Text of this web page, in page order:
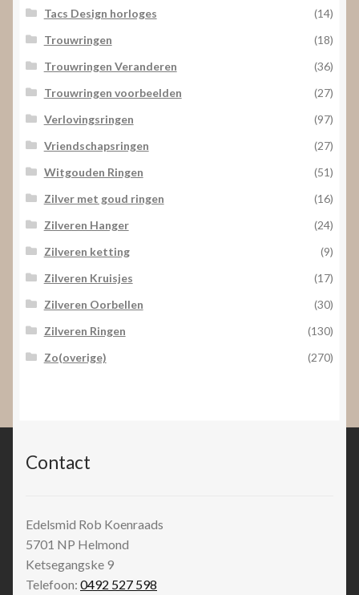
Tacs Design horloges
(14)
Trouwringen
(18)
Trouwringen Veranderen
(36)
Trouwringen voorbeelden
(27)
Verlovingsringen
(97)
Vriendschapsringen
(27)
Witgouden Ringen
(51)
Zilver met goud ringen
(16)
Zilveren Hanger
(24)
Zilveren ketting
(9)
Zilveren Kruisjes
(17)
Zilveren Oorbellen
(30)
Zilveren Ringen
(130)
Zo(overige)
(270)
Contact
Edelsmid Rob Koenraads
5701 NP Helmond
Ketsegangske 9
Telefoon: 0492 527 598